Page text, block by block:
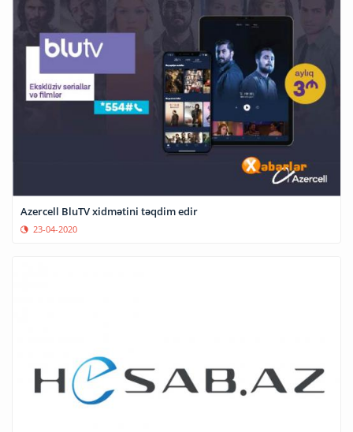
Azercell BluTV xidmətini təqdim edir
23-04-2020